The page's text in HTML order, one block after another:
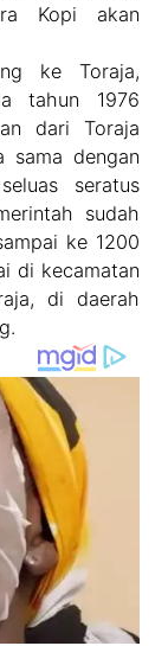
Kopi akan
ke Toraja,
tahun 1976
dari Toraja
sama dengan
seratus
sudah
ke 1200
di kecamatan
di daerah